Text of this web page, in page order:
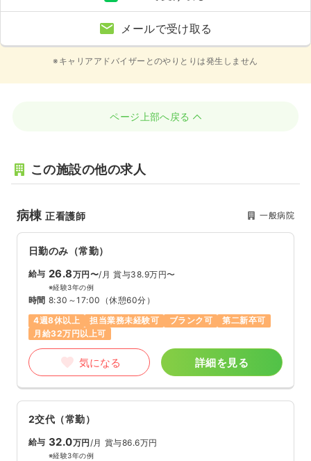
メールで受け取る
※キャリアアドバイザーとのやりとりは発生しません
ページ上部へ戻る
この施設の他の求人
病棟正看護師 一般病院
日勤のみ（常勤）
給与 26.8万円〜/月 賞与38.9万円〜
※経験3年の例
時間 8:30～17:00 （休憩60分）
4週8休以上
担当業務未経験可 ブランク可
第二新卒可
月給32万円以上可
気になる 詳細を見る
2交代（常勤）
給与 32.0万円/月 賞与86.6万円
※経験3年の例